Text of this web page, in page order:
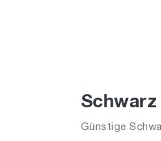
Günstige